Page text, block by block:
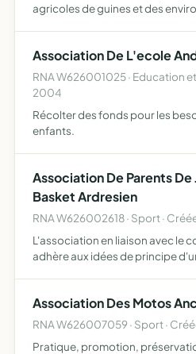
agricoles de guines et des
autre nuisan…
Association De L'ecole
RNA W626001025 · Education
2004
Récolter des fonds pour les
enfants.
Association De Parents De
Basket Ardresien
RNA W626002618 · Sport ·
L'association en liaison avec le
adhère aux idées de principe
Association Des Motos
RNA W626007059 · Sport ·
Pratique, promotion,